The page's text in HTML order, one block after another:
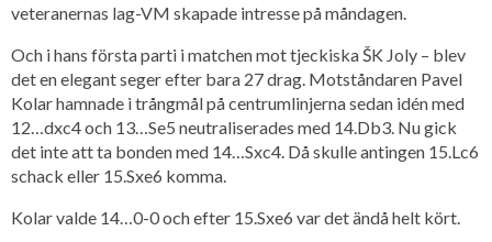
veteranernas lag-VM skapade intresse på måndagen.
Och i hans första parti i matchen mot tjeckiska ŠK Joly – blev
det en elegant seger efter bara 27 drag. Motståndaren Pavel
Kolar hamnade i trångmål på centrumlinjerna sedan idén med
12…dxc4 och 13…Se5 neutraliserades med 14.Db3. Nu gick
det inte att ta bonden med 14…Sxc4. Då skulle antingen 15.Lc6
schack eller 15.Sxe6 komma.
Kolar valde 14…0-0 och efter 15.Sxe6 var det ändå helt kört.